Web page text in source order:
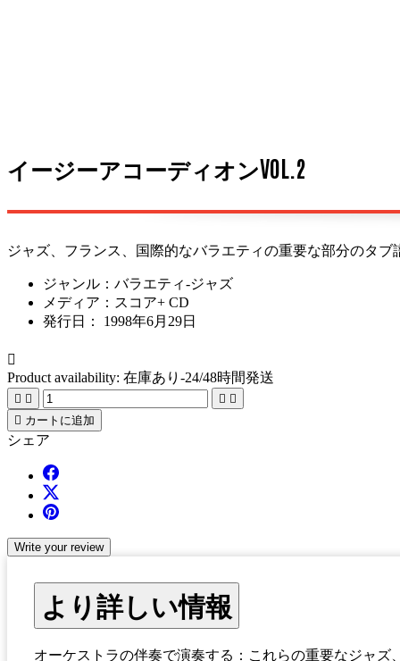
イージーアコーディオンVOL.2
ジャズ、フランス、国際的なバラエティの重要な部分のタブ
ジャンル： バラエティ-ジャズ
メディア： スコア+ CD
発行日：
1998年6月29日

Product availability: 在庫あり-24/48時間発送
   
 カートに追加
シェア
Write your review
より詳しい情報
オーケストラの伴奏で演奏する：これらの重要なジャ